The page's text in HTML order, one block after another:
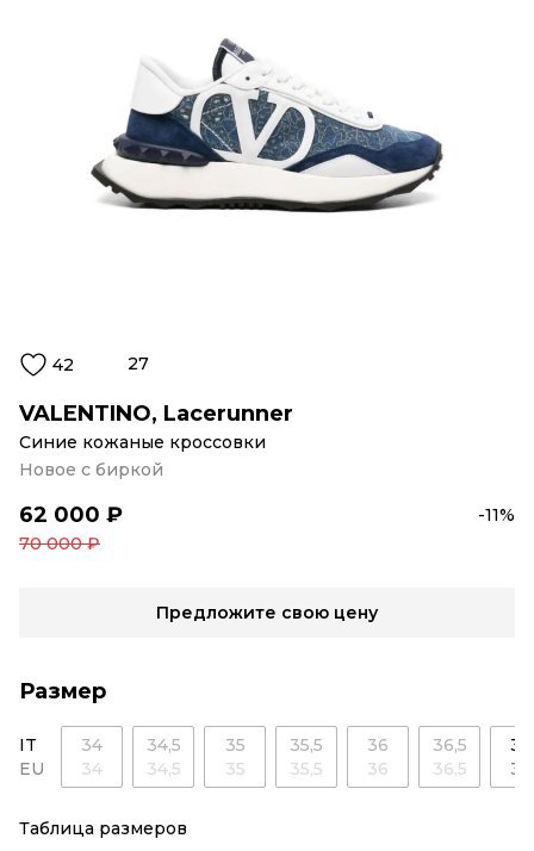
42 27
VALENTINO, Lacerunner
Синие кожаные кроссовки
Новое с биркой
62 000 ₽
-11%
70 000 ₽
Предложите свою цену
Размер
IT
EU
34
34
34,5
34,5
35
35
35,5
35,5
36
36
36,5
36,5
37
37
Таблица размеров